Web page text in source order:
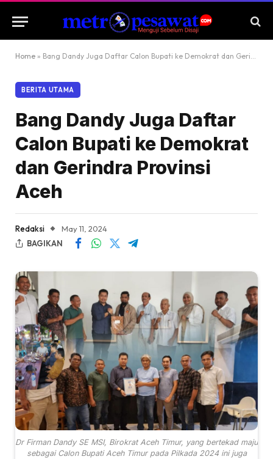
Home » Bang Dandy Juga Daftar Calon Bupati ke Demokrat dan Gerindra Provinsi Aceh
BERITA UTAMA
Bang Dandy Juga Daftar
Calon Bupati ke Demokrat
dan Gerindra Provinsi
Aceh
Redaksi
May 11, 2024
BAGIKAN
Dr Firman Dandy SE MSI, Birokrat Aceh Timur, yang bertekad maju
sebagai Calon Bupati Aceh Timur pada Pilkada 2024 ini juga